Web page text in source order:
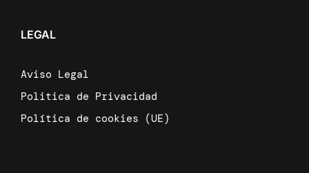
LEGAL
Aviso Legal
Politica de Privacidad
Política de cookies (UE)